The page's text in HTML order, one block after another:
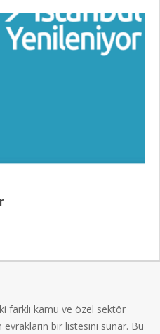
farklı kamu ve özel sektör
bir listesini sunar. Bu